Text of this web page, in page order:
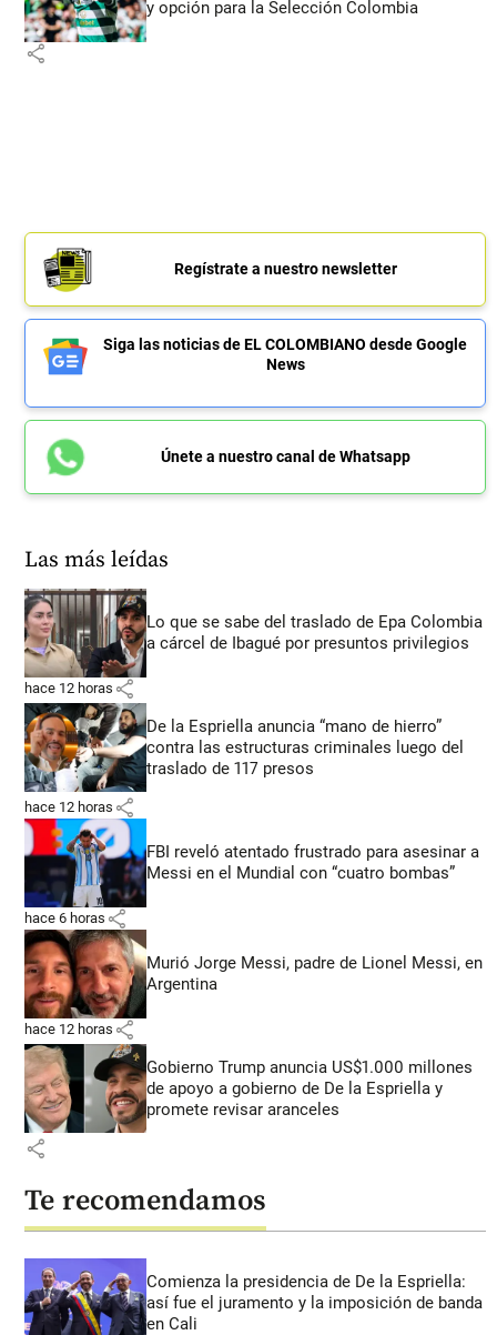
y opción para la Selección Colombia
share
Regístrate a nuestro newsletter
Siga las noticias de EL COLOMBIANO desde Google
News
Únete a nuestro canal de Whatsapp
Las más leídas
Lo que se sabe del traslado de Epa Colombia
a cárcel de Ibagué por presuntos privilegios
hace 12 horas share
De la Espriella anuncia “mano de hierro”
contra las estructuras criminales luego del
traslado de 117 presos
hace 12 horas share
FBI reveló atentado frustrado para asesinar a
Messi en el Mundial con “cuatro bombas”
hace 6 horas share
Murió Jorge Messi, padre de Lionel Messi, en
Argentina
hace 12 horas share
Gobierno Trump anuncia US$1.000 millones
de apoyo a gobierno de De la Espriella y
promete revisar aranceles
share
Te recomendamos
Comienza la presidencia de De la Espriella:
así fue el juramento y la imposición de banda
en Cali